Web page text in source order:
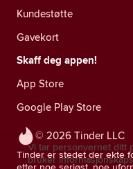
© 2026 Tinder LLC
Tinder er stedet der ekte
Kundestøtte
Gavekort
Skaff deg appen!
App Store
Google Play Store
Vi tar personvernet ditt
bruker